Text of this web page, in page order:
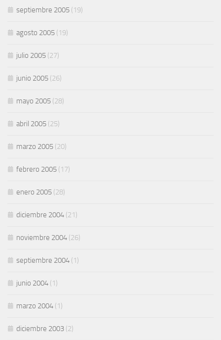
septiembre 2005 (19)
agosto 2005 (19)
julio 2005 (27)
junio 2005 (26)
mayo 2005 (28)
abril 2005 (25)
marzo 2005 (20)
febrero 2005 (17)
enero 2005 (28)
diciembre 2004 (21)
noviembre 2004 (26)
septiembre 2004 (1)
junio 2004 (1)
marzo 2004 (1)
diciembre 2003 (2)